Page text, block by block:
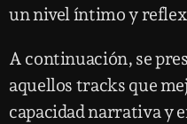
un nivel íntimo y
A continuación, se
aquellos tracks que
capacidad narrativa y